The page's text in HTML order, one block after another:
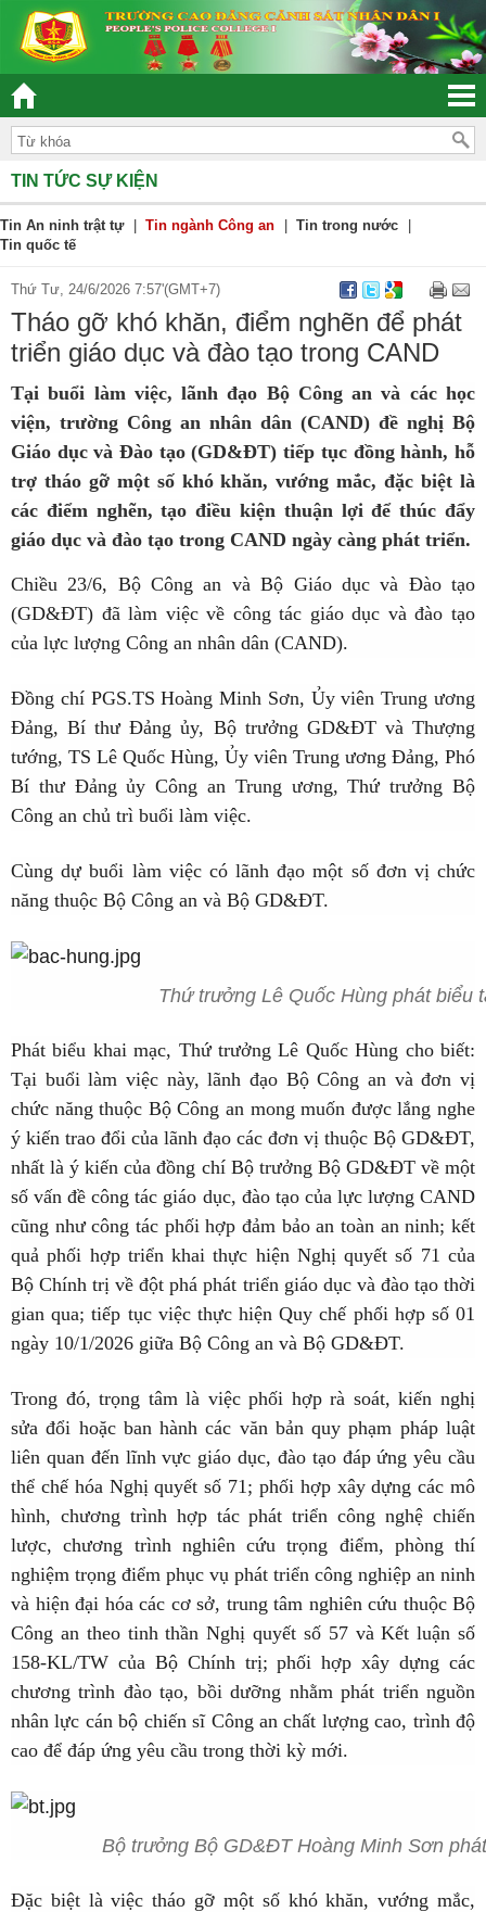
“ĐOÀN KẾT – DÂN CHỦ - KỶ CƯƠNG – TRÁCH
TIN TỨC SỰ KIỆN
Tin An ninh trật tự Tin ngành Công an Tin trong nước
Tin quốc tế
Thứ Tư, 24/6/2026 7:57'(GMT+7)
Tháo gỡ khó khăn, điểm nghẽn để phát
triển giáo dục và đào tạo trong CAND
Tại buổi làm việc, lãnh đạo Bộ Công an và các học
viện, trường Công an nhân dân (CAND) đề nghị Bộ
Giáo dục và Đào tạo (GD&ĐT) tiếp tục đồng hành, hỗ
trợ tháo gỡ một số khó khăn, vướng mắc, đặc biệt là
các điểm nghẽn, tạo điều kiện thuận lợi để thúc đẩy
giáo dục và đào tạo trong CAND ngày càng phát triển.
Chiều 23/6, Bộ Công an và Bộ Giáo dục và Đào tạo
(GD&ĐT) đã làm việc về công tác giáo dục và đào tạo
của lực lượng Công an nhân dân (CAND).
Đồng chí PGS.TS Hoàng Minh Sơn, Ủy viên Trung ương
Đảng, Bí thư Đảng ủy, Bộ trưởng GD&ĐT và Thượng
tướng, TS Lê Quốc Hùng, Ủy viên Trung ương Đảng, Phó
Bí thư Đảng ủy Công an Trung ương, Thứ trưởng Bộ
Công an chủ trì buổi làm việc.
Cùng dự buổi làm việc có lãnh đạo một số đơn vị chức
năng thuộc Bộ Công an và Bộ GD&ĐT.
Thứ trưởng Lê Quốc Hùng phát biểu
Phát biểu khai mạc, Thứ trưởng Lê Quốc Hùng cho biết:
Tại buổi làm việc này, lãnh đạo Bộ Công an và đơn vị
chức năng thuộc Bộ Công an mong muốn được lắng nghe
ý kiến trao đổi của lãnh đạo các đơn vị thuộc Bộ GD&ĐT,
nhất là ý kiến của đồng chí Bộ trưởng Bộ GD&ĐT về một
số vấn đề công tác giáo dục, đào tạo của lực lượng CAND
cũng như công tác phối hợp đảm bảo an toàn an ninh; kết
quả phối hợp triển khai thực hiện Nghị quyết số 71 của
Bộ Chính trị về đột phá phát triển giáo dục và đào tạo thời
gian qua; tiếp tục việc thực hiện Quy chế phối hợp số 01
ngày 10/1/2026 giữa Bộ Công an và Bộ GD&ĐT.
Trong đó, trọng tâm là việc phối hợp rà soát, kiến nghị
sửa đổi hoặc ban hành các văn bản quy phạm pháp luật
liên quan đến lĩnh vực giáo dục, đào tạo đáp ứng yêu cầu
thể chế hóa Nghị quyết số 71; phối hợp xây dựng các mô
hình, chương trình hợp tác phát triển công nghệ chiến
lược, chương trình nghiên cứu trọng điểm, phòng thí
nghiệm trọng điểm phục vụ phát triển công nghiệp an ninh
và hiện đại hóa các cơ sở, trung tâm nghiên cứu thuộc Bộ
Công an theo tinh thần Nghị quyết số 57 và Kết luận số
158-KL/TW của Bộ Chính trị; phối hợp xây dựng các
chương trình đào tạo, bồi dưỡng nhằm phát triển nguồn
nhân lực cán bộ chiến sĩ Công an chất lượng cao, trình độ
cao để đáp ứng yêu cầu trong thời kỳ mới.
Bộ trưởng Bộ GD&ĐT Hoàng Minh Sơn
Đặc biệt là việc tháo gỡ một số khó khăn, vướng mắc,